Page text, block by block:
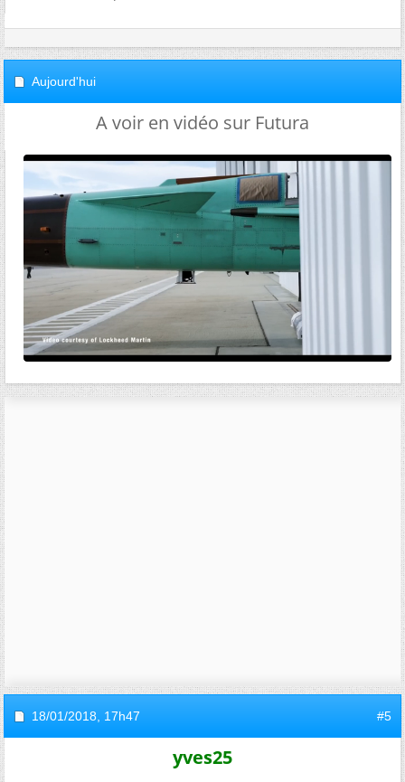
Aujourd'hui
A voir en vidéo sur Futura
18/01/2018, 17h47 #5
yves25